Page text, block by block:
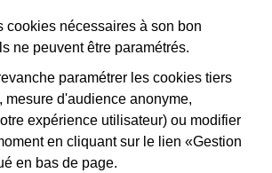
connectés
l’application
Nous suivre
Facebook
Instagram
LinkedIn
légalesAccessibilité
cookies nécessaires à son bon
ne peuvent être paramétrés.
paramétrer les cookies tiers
mesure d'audience anonyme,
expérience utilisateur) ou modifier
en cliquant sur le lien «Gestion
en bas de page.